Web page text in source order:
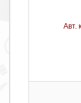
Авт.